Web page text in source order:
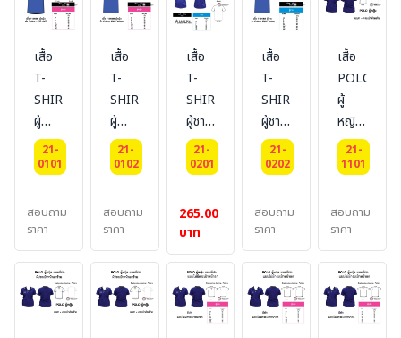
เสื้อ
T-
SHIRT
ผู้
หญิง
ผ้า
Cotton
100%
คอวี
21-
0101
สอบถาม
ราคา
เสื้อ
T-
SHIRT
ผู้
หญิง
ผ้า
Cotton
100%
คอกลม
21-
0102
สอบถาม
ราคา
เสื้อ
T-
SHIRT
ผู้ชาย
ผ้า
Cotton
100%
คอวี
21-
0201
265.00
บาท
เสื้อ
T-
SHIRT
ผู้ชาย
ผ้า
Cotton
100%
คอกลม
21-
0202
สอบถาม
ราคา
เสื้อ
POLO
ผู้
หญิง
แบบ
มี
กระเป๋า
หน้าอก
ซ้าย
ผ้า
TK
21-
1101
สอบถาม
ราคา